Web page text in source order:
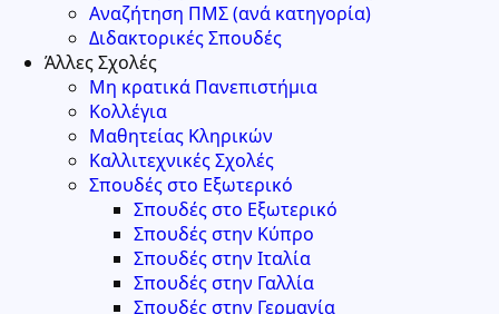
Αναζήτηση ΠΜΣ (ανά κατηγορία)
Διδακτορικές Σπουδές
Άλλες Σχολές
Μη κρατικά Πανεπιστήμια
Κολλέγια
Μαθητείας Κληρικών
Καλλιτεχνικές Σχολές
Σπουδές στο Εξωτερικό
Σπουδές στο Εξωτερικό
Σπουδές στην Κύπρο
Σπουδές στην Ιταλία
Σπουδές στην Γαλλία
Σπουδές στην Γερμανία